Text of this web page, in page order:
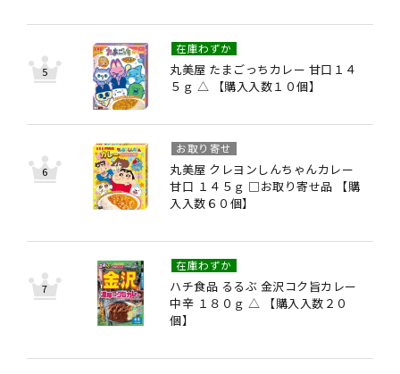
丸美屋 たまごっちカレー 甘口１４
５ｇ △ 【購入入数１０個】
在庫わずか
丸美屋 クレヨンしんちゃんカレー
甘口 １４５ｇ □お取り寄せ品 【購
入入数６０個】
お取り寄せ
ハチ食品 るるぶ 金沢コク旨カレー
中辛 １８０ｇ △ 【購入入数２０
個】
在庫わずか